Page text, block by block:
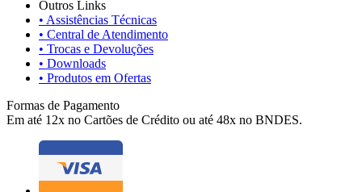
Outros Links
• Assistências Técnicas
• Central de Atendimento
• Trocas e Devoluções
• Downloads
• Produtos em Ofertas
Formas de Pagamento
Em até 12x no Cartões de Crédito ou até 48x no BNDES.